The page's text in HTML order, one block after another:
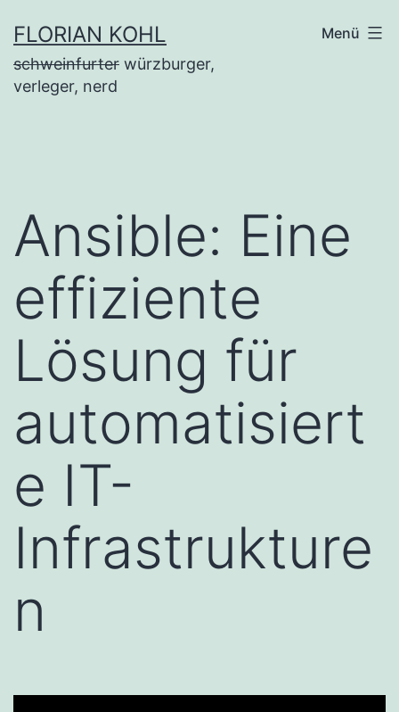
Inhalt
springen
FLORIAN KOHL
schweinfurter würzburger,
verleger, nerd
Menü
Ansible: Eine
effiziente
Lösung für
automatisiert
e IT-
Infrastrukture
n